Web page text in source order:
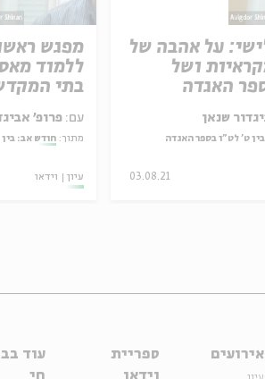
מפגש
ללמוד
בתי
עם: פרופ'
מתוך: חודש אב:
עיון וידאו
על אהבה של
ושל
האגדה
שנאן
ט' לט"ו בספר האגדה
03.08.21
אירועים
ספריית
עוד